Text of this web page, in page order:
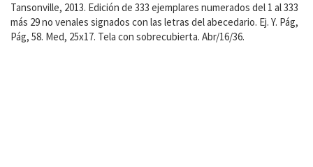
Tansonville, 2013. Edición de 333 ejemplares numerados del 1 al 333
más 29 no venales signados con las letras del abecedario. Ej. Y. Pág,
Pág, 58. Med, 25x17. Tela con sobrecubierta. Abr/16/36.